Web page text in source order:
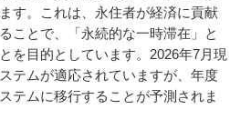
す。これは、永住者が経済に貢献
ことで、「永続的な一時滞在」と
を目的としています。2026年7月現
テムが適応されていますが、年度
テムに移行することが予測されま